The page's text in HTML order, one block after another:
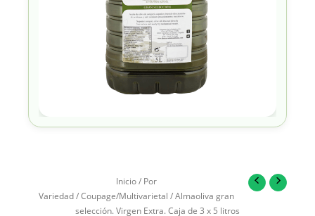
Inicio/ Por
Variedad/Coupage/Multivarietal / Almaoliva gran
selección. Virgen Extra. Caja de 3 x 5 litros